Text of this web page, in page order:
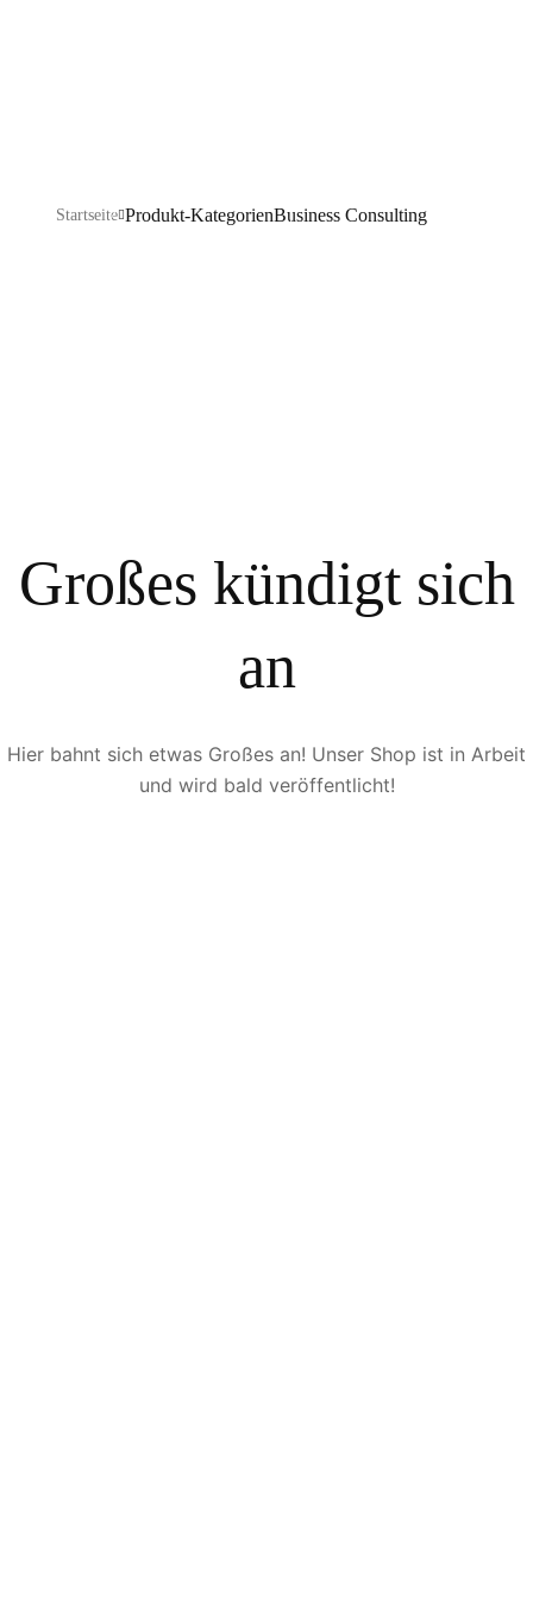
Startseite Produkt-KategorienBusiness Consulting
Großes kündigt sich
an
Hier bahnt sich etwas Großes an! Unser Shop ist in Arbeit
und wird bald veröffentlicht!